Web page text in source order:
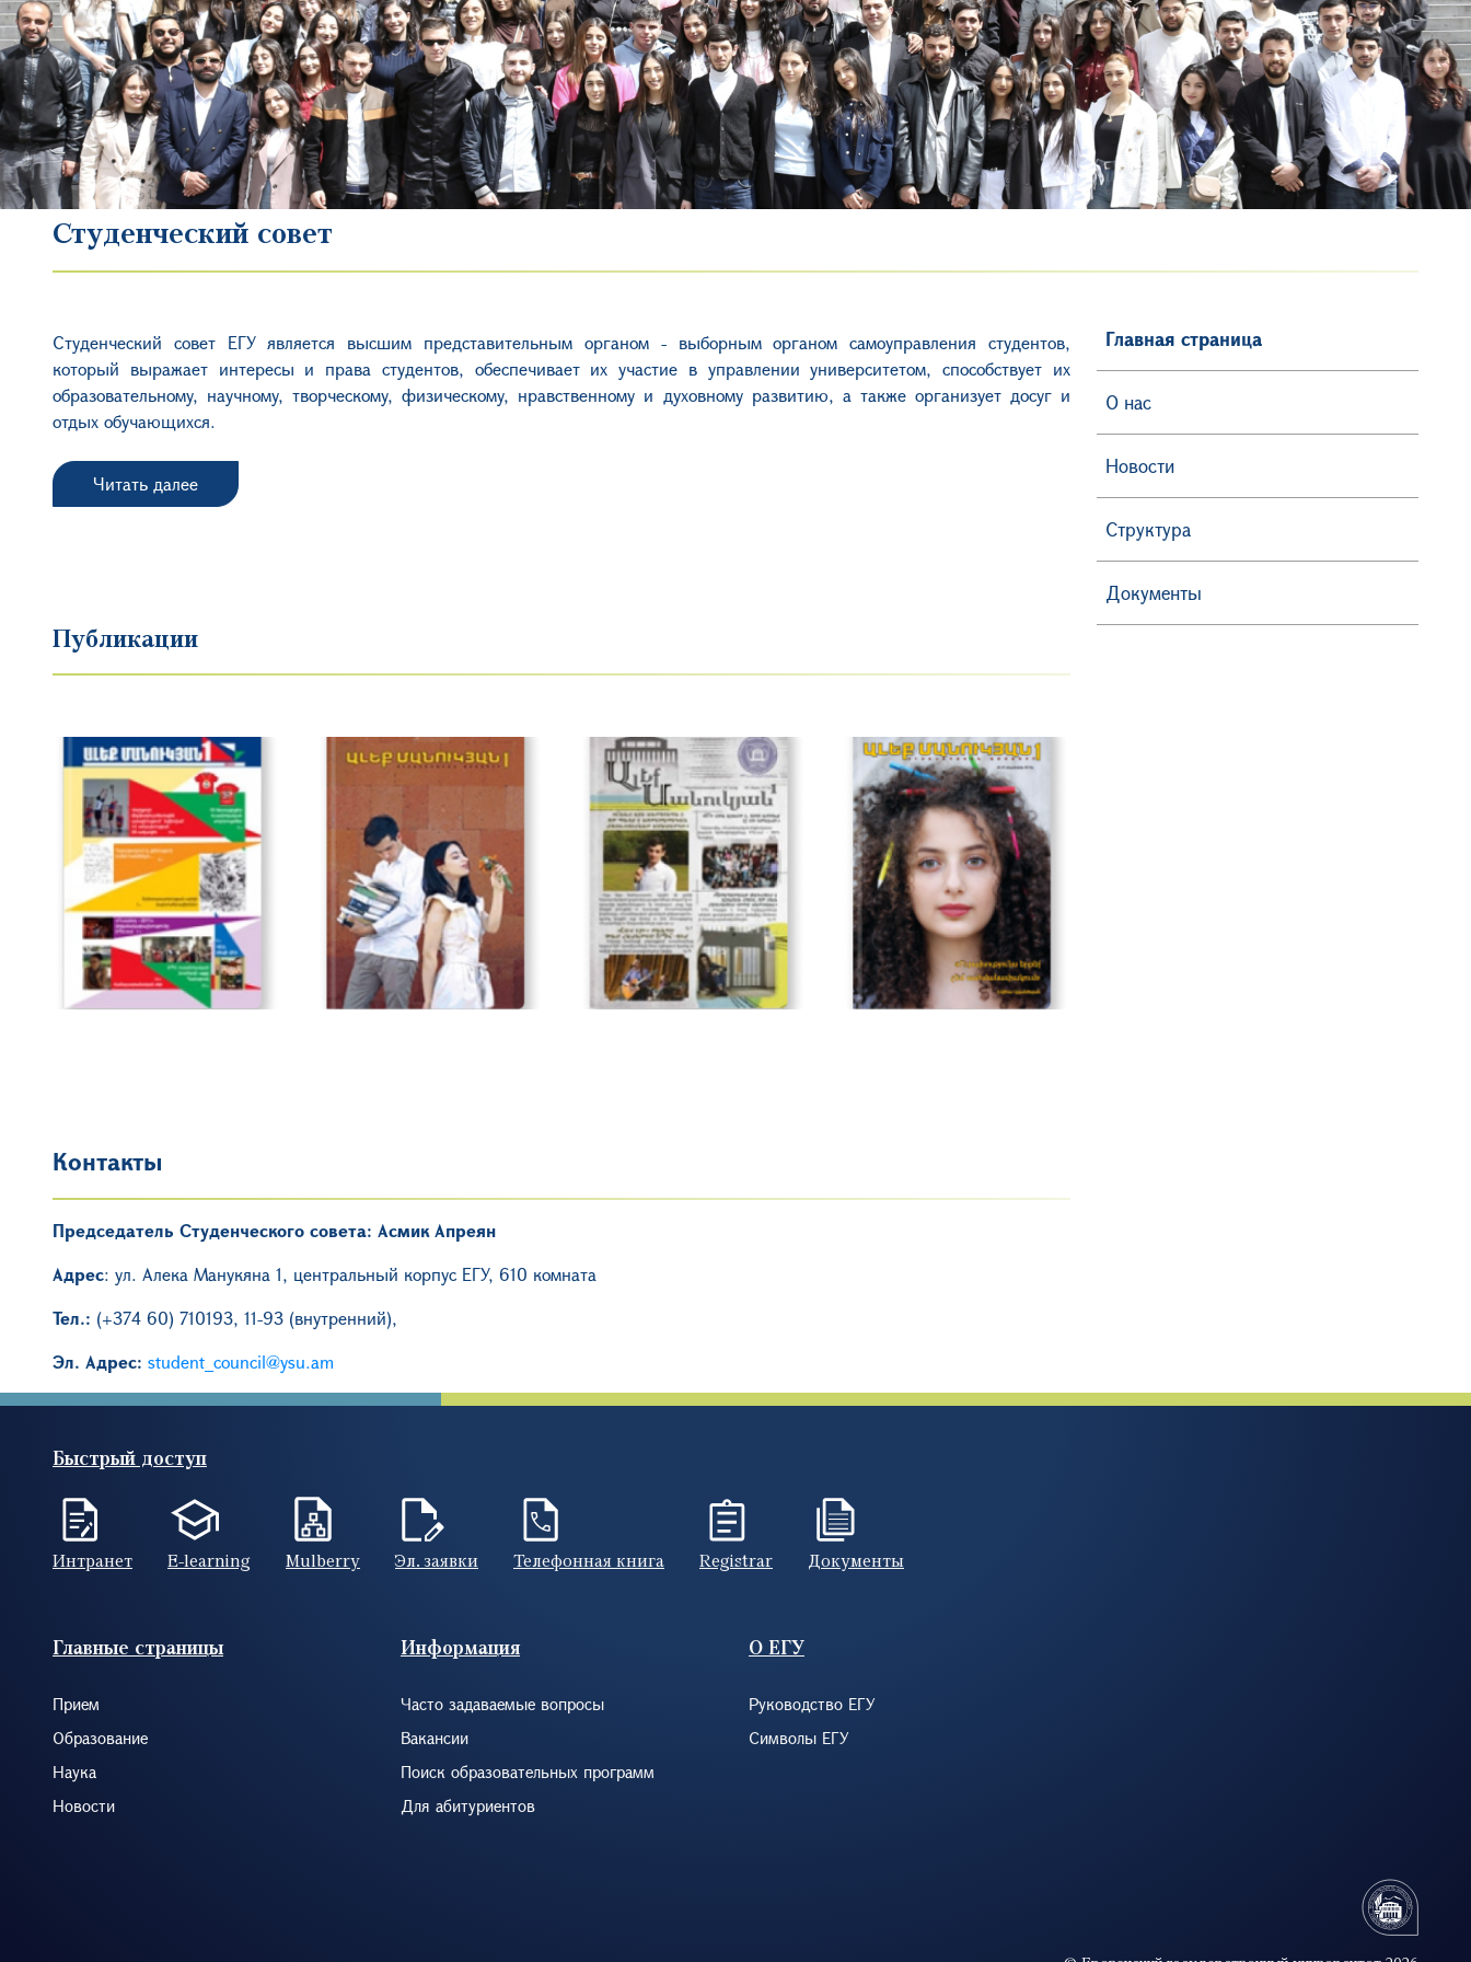
Студенческий совет
Студенческий совет ЕГУ является высшим представительным органом - выборным органом самоуправления студентов,
который выражает интересы и права студентов, обеспечивает их участие в управлении университетом, способствует их
образовательному, научному, творческому, физическому, нравственному и духовному развитию, а также организует досуг и
отдых обучающихся.
Читать далее
Публикации
Контакты
Председатель Студенческого совета: Асмик Апреян
Адрес: ул. Алека Манукяна 1, центральный корпус ЕГУ, 610 комната
Тел.: (+374 60) 710193, 11-93 (внутренний),
Эл. Адрес: student_council@ysu.am
Главная страница
О нас
Новости
Структура
Документы
Быстрый доступ
Интранет E-learning Mulberry Эл. заявки Телефонная книга Registrar Документы
Footer (RUS)
Главные страницы
Прием
Образование
Наука
Новости
Информация
Часто задаваемые вопросы
Вакансии
Поиск образовательных программ
Для абитуриентов
О ЕГУ
Руководство ЕГУ
Символы ЕГУ